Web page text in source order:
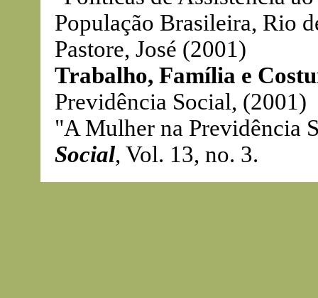
População Brasileira, Rio
Pastore, José (2001)
Trabalho, Família e
Previdência Social, (2001)
"A Mulher na Previdência
Social, Vol. 13, no. 3.